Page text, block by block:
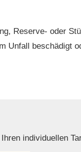
Reserve- oder
Unfall beschädigt
individuellen